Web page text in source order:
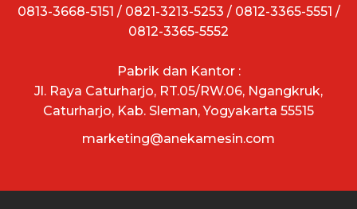
0813-3668-5151 / 0821-3213-5253 / 0812-3365-5551 /
0812-3365-5552
Pabrik dan Kantor :
Jl. Raya Caturharjo, RT.05/RW.06, Ngangkruk,
Caturharjo, Kab. Sleman, Yogyakarta 55515
marketing@anekamesin.com